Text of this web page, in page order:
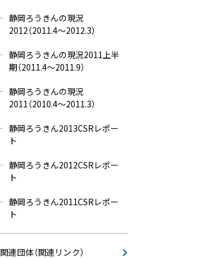
静岡ろうきんの現況
2012（2011.4～2012.3）
静岡ろうきんの現況2011上半
期（2011.4～2011.9）
静岡ろうきんの現況
2011（2010.4～2011.3）
静岡ろうきん2013CSRレポー
ト
静岡ろうきん2012CSRレポー
ト
静岡ろうきん2011CSRレポー
ト
関連団体（関連リンク）